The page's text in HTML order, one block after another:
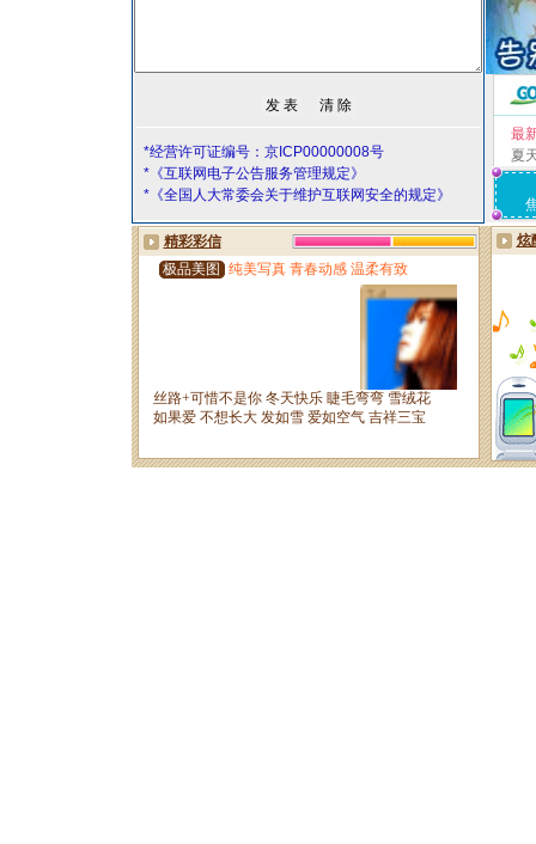
*经营许可证编号：京ICP00000008号
*《互联网电子公告服务管理规定》
*《全国人大常委会关于维护互联网安全的规定》
最
夏